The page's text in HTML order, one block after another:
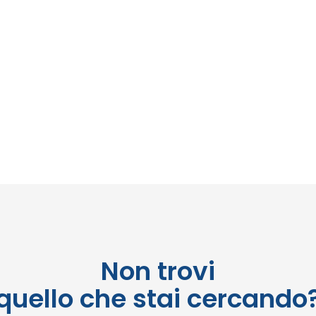
Non trovi
che stai